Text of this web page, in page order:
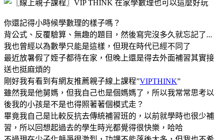
你還記得小時候學數理的樣子嗎？
背公式、反覆驗算、無趣的題目，然後寫完沒多久就忘記了...
我也曾經以為數學只能是這樣，但現在時代已經不同了
最近放暑假了姪子都待在家，但晚上還是得去外面補習其實接
送也挺麻煩的
剛好我有看到有網友推薦親子線上課程”VIPTHINK”
雖然我是他舅媽，但我自己也是個媽媽了，所以我常常思考以
後我的小孩是不是也得照著著個模式走？
畢竟我自己是比較反抗去傳統補習班的，以前就學時也很少補
習，所以回想起過去的學生時光都覺得很快樂，哈哈